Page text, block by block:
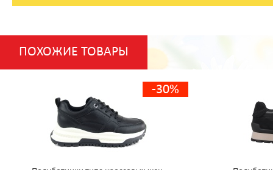
ПОХОЖИЕ ТОВАРЫ
-30%